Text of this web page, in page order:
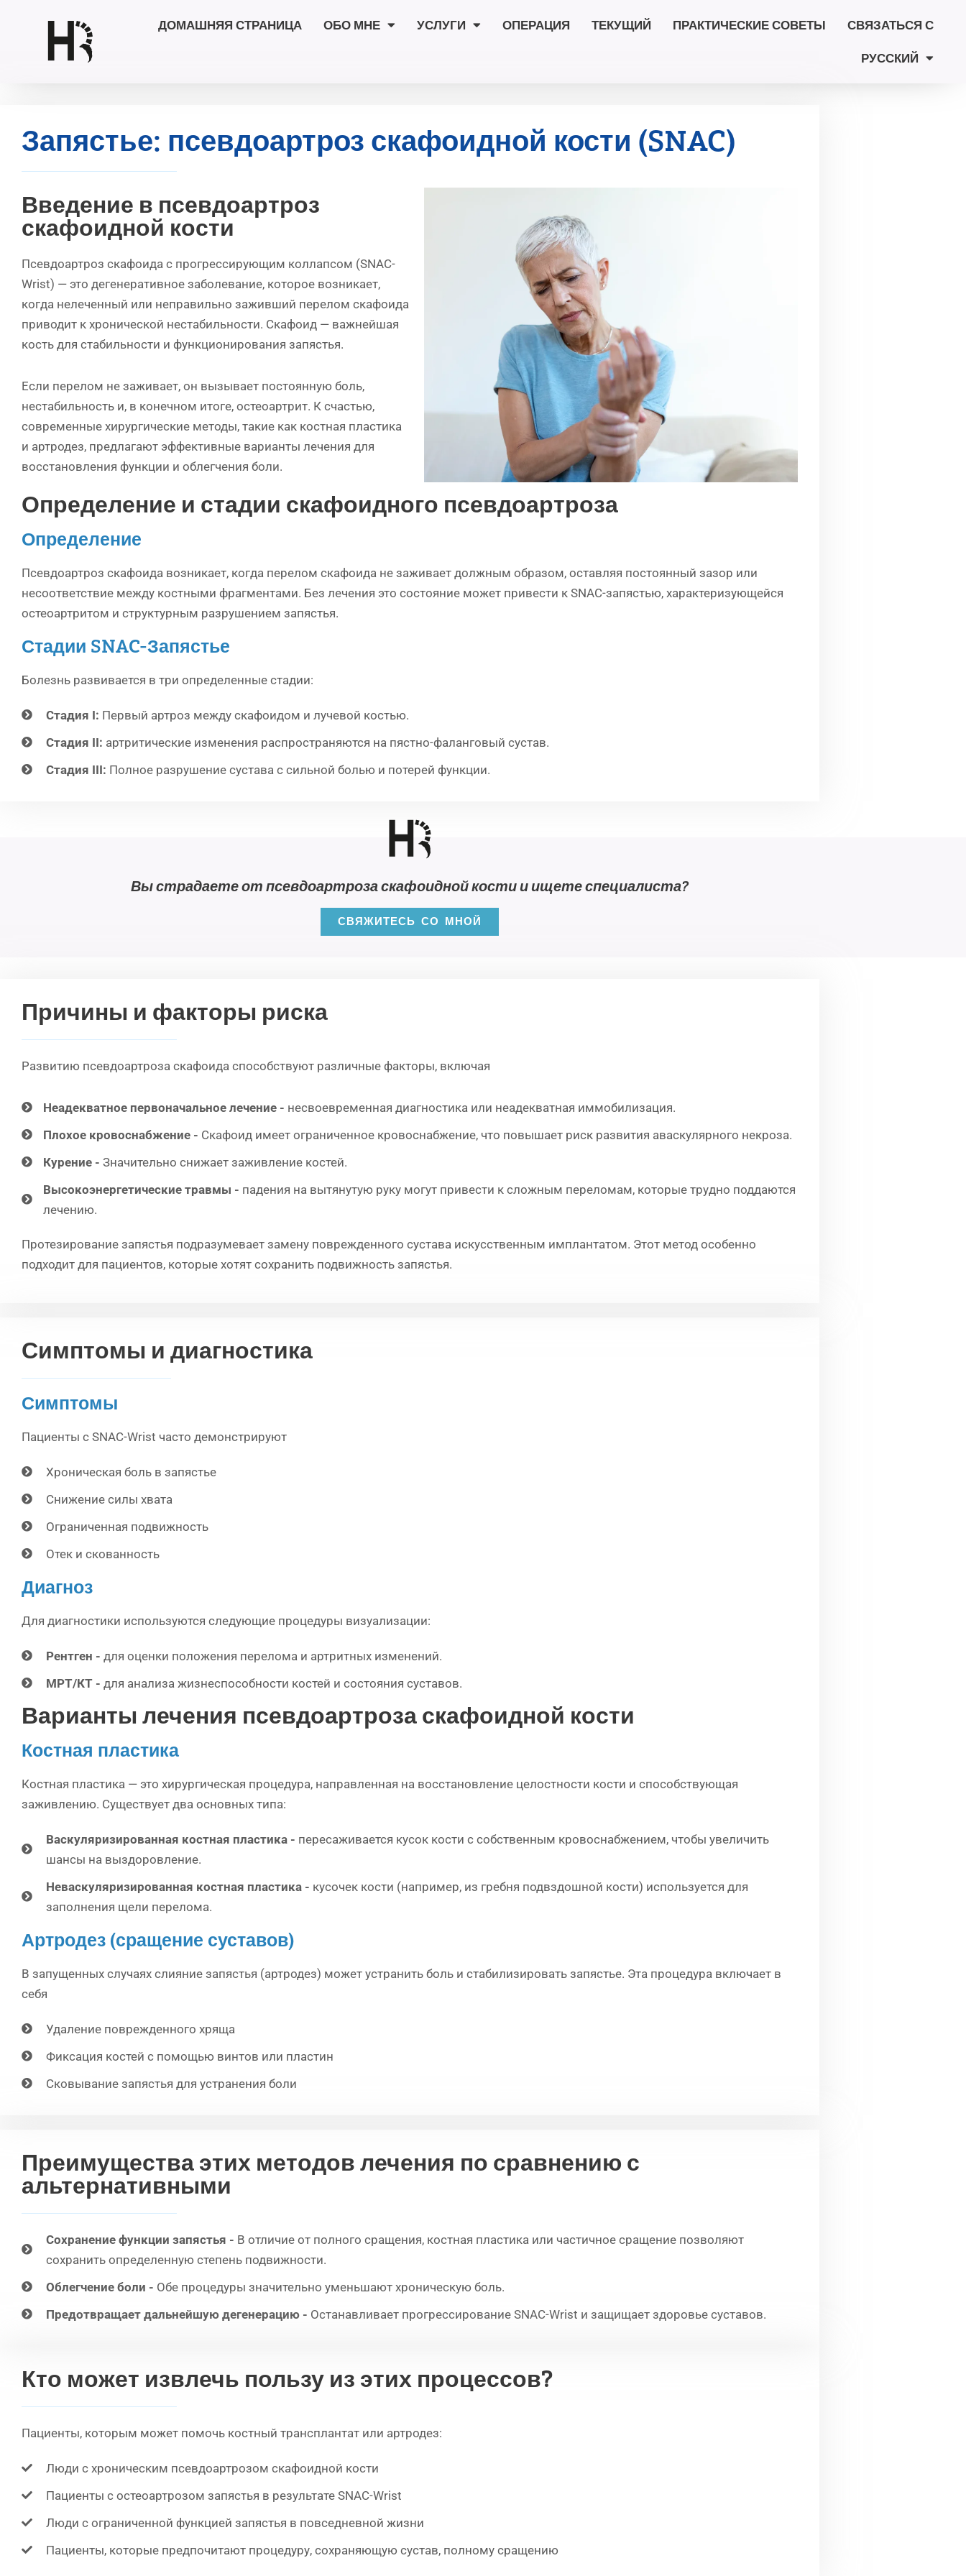
Перейти
ДОМАШНЯЯ СТРАНИЦА ОБО МНЕ УСЛУГИ ОПЕРАЦИЯ ТЕКУЩИЙ ПРАКТИЧЕСКИЕ СОВЕТЫ СВЯЗАТЬСЯ С
РУССКИЙ
Запястье: псевдоартроз скафоидной кости (SNAC)
Введение в псевдоартроз
скафоидной кости
Псевдоартроз скафоида с прогрессирующим коллапсом (SNAC-
Wrist) — это дегенеративное заболевание, которое возникает,
когда нелеченный или неправильно заживший перелом скафоида
приводит к хронической нестабильности. Скафоид — важнейшая
кость для стабильности и функционирования запястья.
Если перелом не заживает, он вызывает постоянную боль,
нестабильность и, в конечном итоге, остеоартрит. К счастью,
современные хирургические методы, такие как костная пластика
и артродез, предлагают эффективные варианты лечения для
восстановления функции и облегчения боли.
Определение и стадии скафоидного псевдоартроза
Определение
Псевдоартроз скафоида возникает, когда перелом скафоида не заживает должным образом, оставляя постоянный зазор или
несоответствие между костными фрагментами. Без лечения это состояние может привести к SNAC-запястью, характеризующейся
остеоартритом и структурным разрушением запястья.
Стадии SNAC-Запястье
Болезнь развивается в три определенные стадии:
Стадия I: Первый артроз между скафоидом и лучевой костью.
Стадия II: артритические изменения распространяются на пястно-фаланговый сустав.
Стадия III: Полное разрушение сустава с сильной болью и потерей функции.
Вы страдаете от псевдоартроза скафоидной кости и ищете специалиста?
СВЯЖИТЕСЬ СО МНОЙ
Причины и факторы риска
Развитию псевдоартроза скафоида способствуют различные факторы, включая
Неадекватное первоначальное лечение - несвоевременная диагностика или неадекватная иммобилизация.
Плохое кровоснабжение - Скафоид имеет ограниченное кровоснабжение, что повышает риск развития аваскулярного некроза.
Курение - Значительно снижает заживление костей.
Высокоэнергетические травмы - падения на вытянутую руку могут привести к сложным переломам, которые трудно поддаются
лечению.
Протезирование запястья подразумевает замену поврежденного сустава искусственным имплантатом. Этот метод особенно
подходит для пациентов, которые хотят сохранить подвижность запястья.
Симптомы и диагностика
Симптомы
Пациенты с SNAC-Wrist часто демонстрируют
Хроническая боль в запястье
Снижение силы хвата
Ограниченная подвижность
Отек и скованность
Диагноз
Для диагностики используются следующие процедуры визуализации:
Рентген - для оценки положения перелома и артритных изменений.
МРТ/КТ - для анализа жизнеспособности костей и состояния суставов.
Варианты лечения псевдоартроза скафоидной кости
Костная пластика
Костная пластика — это хирургическая процедура, направленная на восстановление целостности кости и способствующая
заживлению. Существует два основных типа:
Васкуляризированная костная пластика - пересаживается кусок кости с собственным кровоснабжением, чтобы увеличить
шансы на выздоровление.
Неваскуляризированная костная пластика - кусочек кости (например, из гребня подвздошной кости) используется для
заполнения щели перелома.
Артродез (сращение суставов)
В запущенных случаях слияние запястья (артродез) может устранить боль и стабилизировать запястье. Эта процедура включает в
себя
Удаление поврежденного хряща
Фиксация костей с помощью винтов или пластин
Сковывание запястья для устранения боли
Преимущества этих методов лечения по сравнению с
альтернативными
Сохранение функции запястья - В отличие от полного сращения, костная пластика или частичное сращение позволяют
сохранить определенную степень подвижности.
Облегчение боли - Обе процедуры значительно уменьшают хроническую боль.
Предотвращает дальнейшую дегенерацию - Останавливает прогрессирование SNAC-Wrist и защищает здоровье суставов.
Кто может извлечь пользу из этих процессов?
Пациенты, которым может помочь костный трансплантат или артродез:
Люди с хроническим псевдоартрозом скафоидной кости
Пациенты с остеоартрозом запястья в результате SNAC-Wrist
Люди с ограниченной функцией запястья в повседневной жизни
Пациенты, которые предпочитают процедуру, сохраняющую сустав, полному сращению